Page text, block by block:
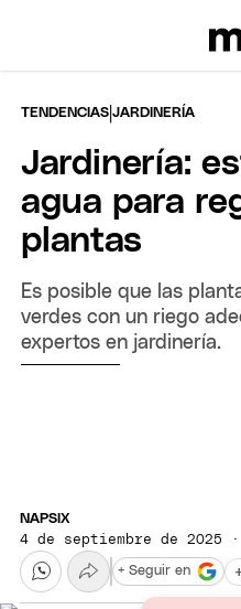
TENDENCIAS |JARDINERÍA
Jardinería:
agua para
plantas
Es posible que las
verdes con un riego
expertos en jardinería.
NAPSIX
4 de septiembre de 2025
+
+ Seguir en